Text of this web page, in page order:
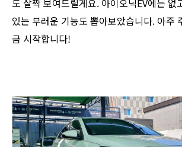
도 살짝 보여드릴게요. 아이오닉EV에는 없
있는 부러운 기능도 뽑아보았습니다. 아주
금 시작합니다!